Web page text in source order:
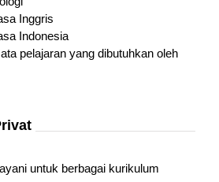
Inggris
Indonesia
pelajaran yang dibutuhkan oleh
untuk berbagai kurikulum